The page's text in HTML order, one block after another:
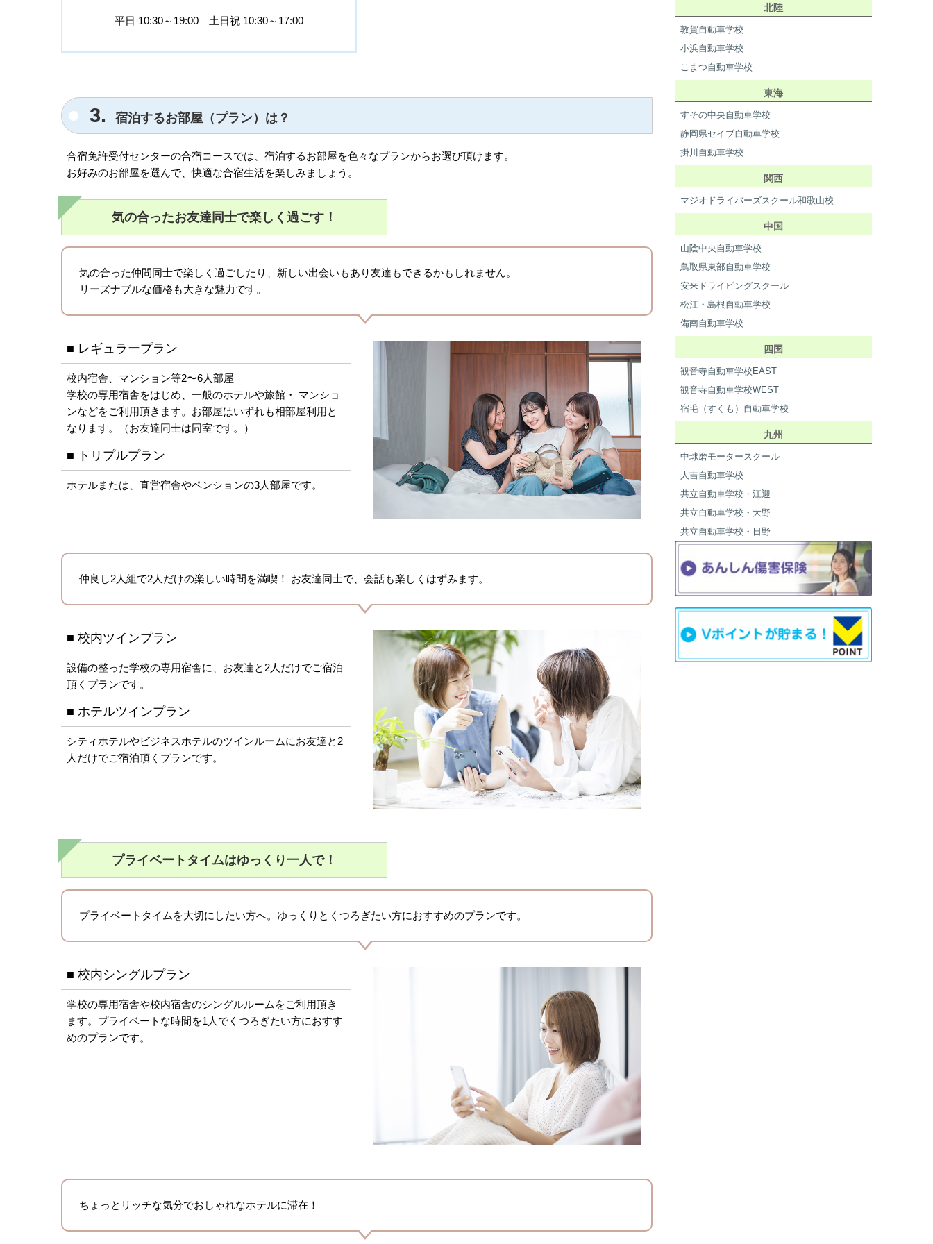
平日 10:30～19:00 土日祝 10:30～17:00
3. 宿泊するお部屋（プラン）は？
合宿免許受付センターの合宿コースでは、宿泊するお部屋を色々なプランからお選び頂けます。
お好みのお部屋を選んで、快適な合宿生活を楽しみましょう。
気の合ったお友達同士で楽しく過ごす！
気の合った仲間同士で楽しく過ごしたり、新しい出会いもあり友達もできるかもしれません。
リーズナブルな価格も大きな魅力です。
■ レギュラープラン
校内宿舎、マンション等2〜6人部屋
学校の専用宿舎をはじめ、一般のホテルや旅館・ マンショ
ンなどをご利用頂きます。お部屋はいずれも相部屋利用と
なります。（お友達同士は同室です。）
■ トリプルプラン
ホテルまたは、直営宿舎やペンションの3人部屋です。
仲良し2人組で2人だけの楽しい時間を満喫！ お友達同士で、会話も楽しくはずみます。
■ 校内ツインプラン
設備の整った学校の専用宿舎に、お友達と2人だけでご宿泊
頂くプランです。
■ ホテルツインプラン
シティホテルやビジネスホテルのツインルームにお友達と2
人だけでご宿泊頂くプランです。
プライベートタイムはゆっくり一人で！
プライベートタイムを大切にしたい方へ。ゆっくりとくつろぎたい方におすすめのプランです。
■ 校内シングルプラン
学校の専用宿舎や校内宿舎のシングルルームをご利用頂き
ます。プライベートな時間を1人でくつろぎたい方におすす
めのプランです。
ちょっとリッチな気分でおしゃれなホテルに滞在！
北陸
敦賀自動車学校
小浜自動車学校
こまつ自動車学校
東海
すその中央自動車学校
静岡県セイブ自動車学校
掛川自動車学校
関西
マジオドライバーズスクール和歌山校
中国
山陰中央自動車学校
鳥取県東部自動車学校
安来ドライビングスクール
松江・島根自動車学校
備南自動車学校
四国
観音寺自動車学校EAST
観音寺自動車学校WEST
宿毛（すくも）自動車学校
九州
中球磨モータースクール
人吉自動車学校
共立自動車学校・江迎
共立自動車学校・大野
共立自動車学校・日野